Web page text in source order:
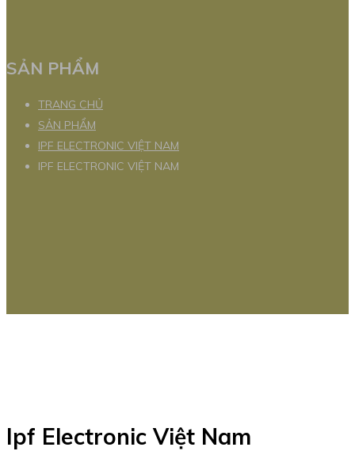
SẢN PHẨM
TRANG CHỦ
SẢN PHẨM
IPF ELECTRONIC VIỆT NAM
IPF ELECTRONIC VIỆT NAM
Ipf Electronic Việt Nam